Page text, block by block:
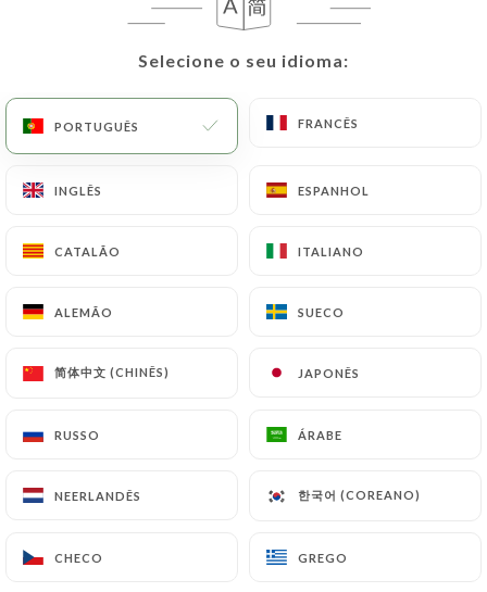
Selecione o seu idioma:
PORTUGUÊS FRANCÊS
INGLÊS ESPANHOL
CATALÃO ITALIANO
ALEMÃO SUECO
简体中文 (CHINÊS) JAPONÊS
RUSSO ÁRABE
NEERLANDÊS 한국어 (COREANO)
CHECO GREGO
PÁGINA INICIAL
Contacto
PETITE ENSEIGNE FAMILIALE
POUR VOUS ACCUEILLIR AVEC
FRANÇAISE
Le Mizuna
Selecione o seu idioma:
PORTUGUÊS FRANCÊS
INGLÊS ESPANHOL
CATALÃO ITALIANO
ALEMÃO SUECO
简体中文 (CHINÊS) JAPONÊS
RUSSO ÁRABE
NEERLANDÊS 한국어 (COREANO)
CHECO GREGO